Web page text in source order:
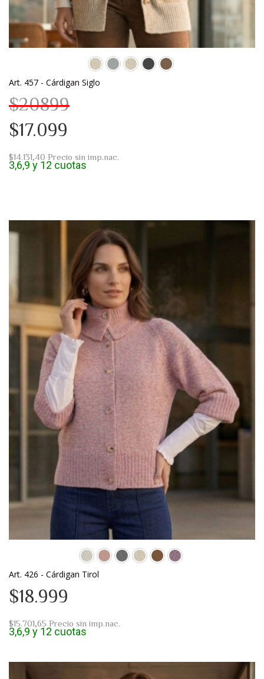
Art. 457 - Cárdigan Siglo
$20899
$17.099
$14.131,40 Precio sin imp.nac.
3,6,9 y 12 cuotas
Art. 426 - Cárdigan Tirol
$18.999
$15.701,65 Precio sin imp.nac.
3,6,9 y 12 cuotas